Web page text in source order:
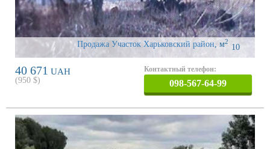
Продажа Участок Харьковский район, 10
м2
40 671 UAH
(950 $)
Контактный телефон:
098-567-64-99